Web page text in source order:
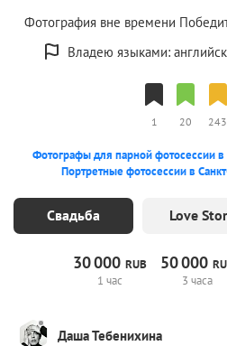
Фотография вне времени
Владею языками:
1 20 243
Фотографы для парной фотосессии
Портретные фотосессии в
Свадьба Love
30000RUB
1 час
50000
3 часа
Даша Тебенихина